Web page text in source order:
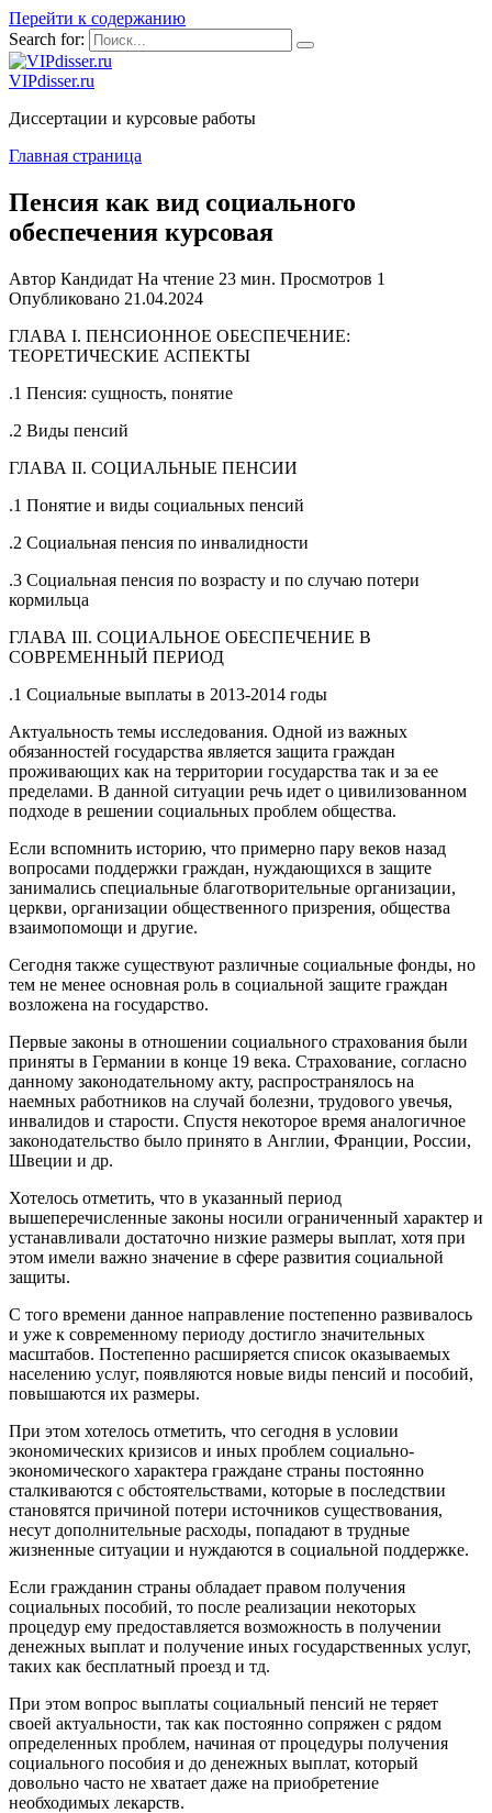
Перейти к содержанию
Search for:
VIPdisser.ru
Диссертации и курсовые работы
Главная страница
Пенсия как вид социального
обеспечения курсовая
Автор Кандидат На чтение 23 мин. Просмотров 1
Опубликовано 21.04.2024
ГЛАВА I. ПЕНСИОННОЕ ОБЕСПЕЧЕНИЕ:
ТЕОРЕТИЧЕСКИЕ АСПЕКТЫ
.1 Пенсия: сущность, понятие
.2 Виды пенсий
ГЛАВА II. СОЦИАЛЬНЫЕ ПЕНСИИ
.1 Понятие и виды социальных пенсий
.2 Социальная пенсия по инвалидности
.3 Социальная пенсия по возрасту и по случаю потери
кормильца
ГЛАВА III. СОЦИАЛЬНОЕ ОБЕСПЕЧЕНИЕ В
СОВРЕМЕННЫЙ ПЕРИОД
.1 Социальные выплаты в 2013-2014 годы
Актуальность темы исследования. Одной из важных
обязанностей государства является защита граждан
проживающих как на территории государства так и за ее
пределами. В данной ситуации речь идет о цивилизованном
подходе в решении социальных проблем общества.
Если вспомнить историю, что примерно пару веков назад
вопросами поддержки граждан, нуждающихся в защите
занимались специальные благотворительные организации,
церкви, организации общественного призрения, общества
взаимопомощи и другие.
Сегодня также существуют различные социальные фонды, но
тем не менее основная роль в социальной защите граждан
возложена на государство.
Первые законы в отношении социального страхования были
приняты в Германии в конце 19 века. Страхование, согласно
данному законодательному акту, распространялось на
наемных работников на случай болезни, трудового увечья,
инвалидов и старости. Спустя некоторое время аналогичное
законодательство было принято в Англии, Франции, России,
Швеции и др.
Хотелось отметить, что в указанный период
вышеперечисленные законы носили ограниченный характер и
устанавливали достаточно низкие размеры выплат, хотя при
этом имели важно значение в сфере развития социальной
защиты.
С того времени данное направление постепенно развивалось
и уже к современному периоду достигло значительных
масштабов. Постепенно расширяется список оказываемых
населению услуг, появляются новые виды пенсий и пособий,
повышаются их размеры.
При этом хотелось отметить, что сегодня в условии
экономических кризисов и иных проблем социально-
экономического характера граждане страны постоянно
сталкиваются с обстоятельствами, которые в последствии
становятся причиной потери источников существования,
несут дополнительные расходы, попадают в трудные
жизненные ситуации и нуждаются в социальной поддержке.
Если гражданин страны обладает правом получения
социальных пособий, то после реализации некоторых
процедур ему предоставляется возможность в получении
денежных выплат и получение иных государственных услуг,
таких как бесплатный проезд и тд.
При этом вопрос выплаты социальный пенсий не теряет
своей актуальности, так как постоянно сопряжен с рядом
определенных проблем, начиная от процедуры получения
социального пособия и до денежных выплат, который
довольно часто не хватает даже на приобретение
необходимых лекарств.